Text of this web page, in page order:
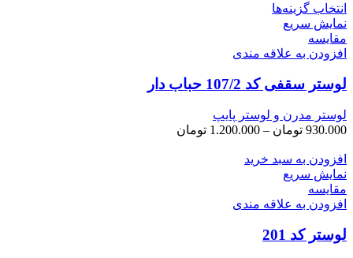
انتخاب گزینه‌ها
نمایش سریع
مقايسه
افزودن به علاقه مندی
لوستر سقفی کد 107/2 حباب دار
لوستر مدرن و لوستر پایپ
930.000 تومان –
1.200.000 تومان
افزودن به سبد خرید
نمایش سریع
مقايسه
افزودن به علاقه مندی
لوستر کد 201